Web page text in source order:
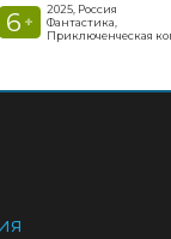
6 +
2025, Россия
Фантастика,
Приключенческая